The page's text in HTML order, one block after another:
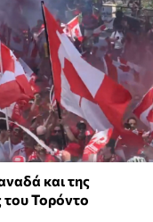
και της
του Τορόντο